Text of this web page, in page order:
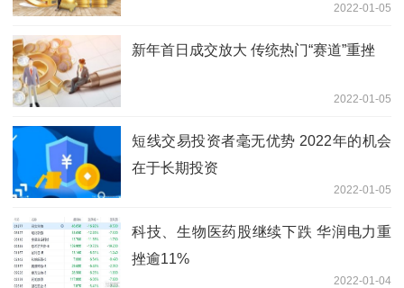
2022-01-05
新年首日成交放大 传统热门“赛道”重挫
2022-01-05
短线交易投资者毫无优势 2022年的机会
在于长期投资
2022-01-05
科技、生物医药股继续下跌 华润电力重
挫逾11%
2022-01-04